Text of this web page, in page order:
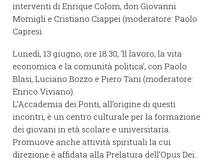
interventi di Enrique Colom, don Giovanni
Momigli e Cristiano Ciappei (moderatore: Paolo
Capresi.
Lunedì, 13 giugno, ore 18.30, ‘Il lavoro, la vita
economica e la comunità politica’, con Paolo
Blasi, Luciano Bozzo e Piero Tani (moderatore:
Enrico Viviano).
L’Accademia dei Ponti, all’origine di questi
incontri, è un centro culturale per la formazione
dei giovani in età scolare e universitaria.
Promuove anche attività spirituali la cui
direzione è affidata alla Prelatura dell’Opus Dei.